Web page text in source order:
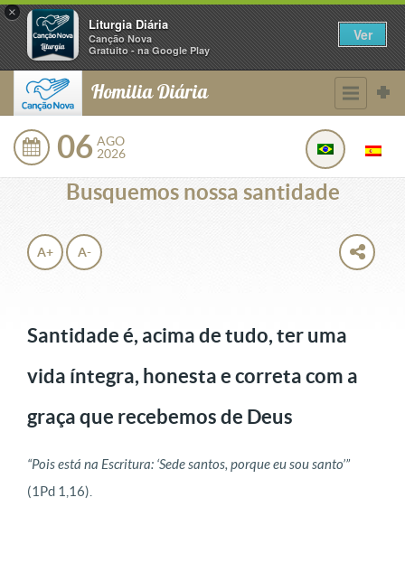
×
Liturgia Diária
Canção Nova
Gratuito - na Google Play
Ver
Homilia Diária
06 AGO
2026
Busquemos nossa santidade
A+ A-
Santidade é, acima de tudo, ter uma
vida íntegra, honesta e correta com a
graça que recebemos de Deus
“Pois está na Escritura: ‘Sede santos, porque eu sou santo’”
(1Pd 1,16).